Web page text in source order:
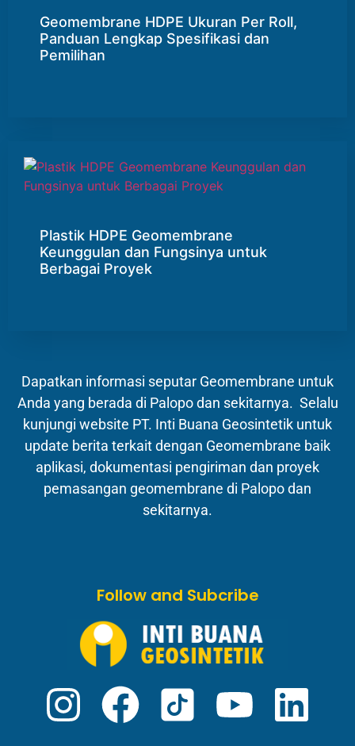
Geomembrane HDPE Ukuran Per Roll,
Panduan Lengkap Spesifikasi dan
Pemilihan
Plastik HDPE Geomembrane
Keunggulan dan Fungsinya untuk
Berbagai Proyek
Dapatkan informasi seputar Geomembrane untuk
Anda yang berada di Palopo dan sekitarnya. Selalu
kunjungi website PT. Inti Buana Geosintetik untuk
update berita terkait dengan Geomembrane baik
aplikasi, dokumentasi pengiriman dan proyek
pemasangan geomembrane di Palopo dan
sekitarnya.
Follow and Subcribe